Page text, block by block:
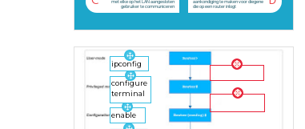
gebruiker te communiceren die op een router inlogt
enable
configure
terminal
ipconfig